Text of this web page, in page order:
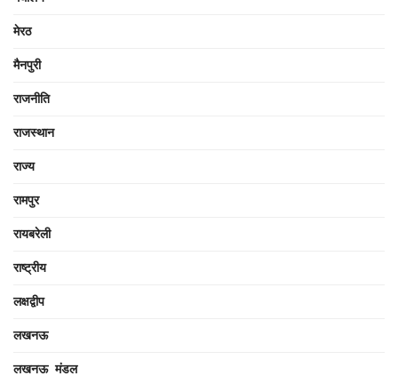
मेरठ
मैनपुरी
राजनीति
राजस्थान
राज्य
रामपुर
रायबरेली
राष्ट्रीय
लक्षद्वीप
लखनऊ
लखनऊ मंडल